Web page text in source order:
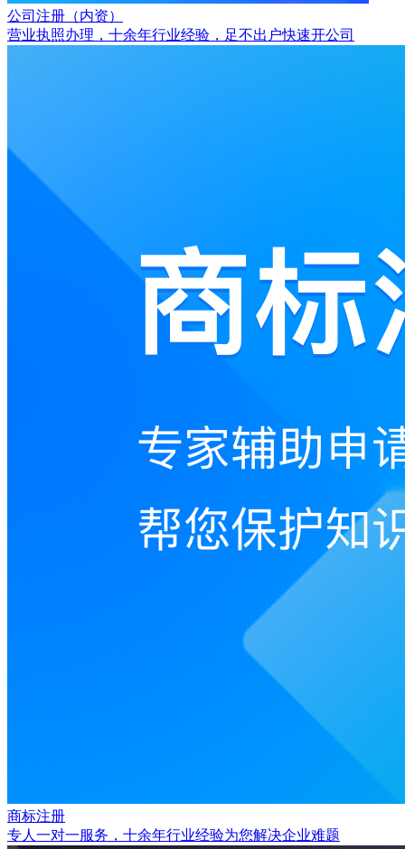
公司注册（内资）
营业执照办理，十余年行业经验，足不出户快速开公司
商标注册
专人一对一服务，十余年行业经验为您解决企业难题